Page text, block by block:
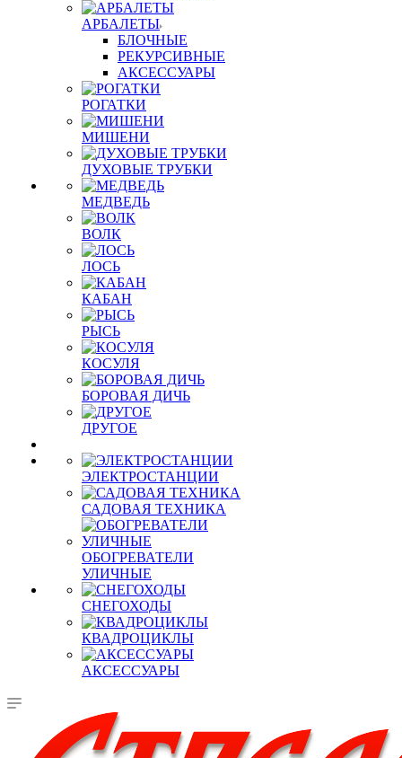
АРБАЛЕТЫ
БЛОЧНЫЕ
РЕКУРСИВНЫЕ
АКСЕССУАРЫ
РОГАТКИ
МИШЕНИ
ДУХОВЫЕ ТРУБКИ
МЕДВЕДЬ
ВОЛК
ЛОСЬ
КАБАН
РЫСЬ
КОСУЛЯ
БОРОВАЯ ДИЧЬ
ДРУГОЕ
ЭЛЕКТРОСТАНЦИИ
САДОВАЯ ТЕХНИКА
ОБОГРЕВАТЕЛИ
УЛИЧНЫЕ
СНЕГОХОДЫ
КВАДРОЦИКЛЫ
АКСЕССУАРЫ